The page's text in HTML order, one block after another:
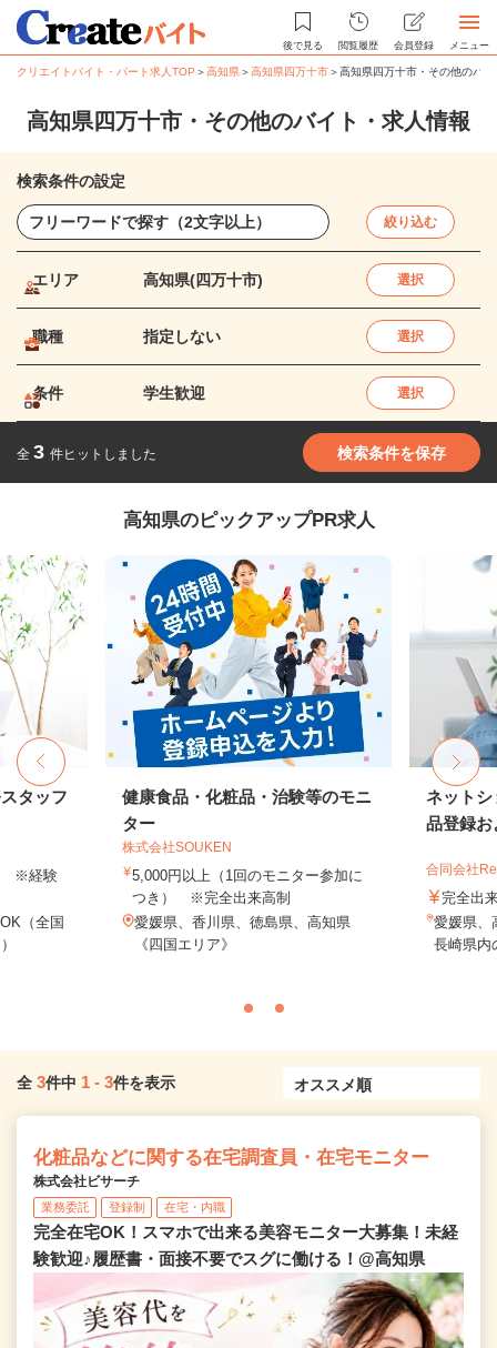
後で見る 閲覧履歴 会員登録 メニュー
クリエイトバイト・パート求人TOP ＞高知県＞高知県四万十市＞高知県四万十市・その他のバ
高知県四万十市・その他のバイト・求人情報
検索条件の設定
絞り込む
エリア 高知県(四万十市) 選択
職種 指定しない 選択
条件 学生歓迎 選択
全 3 件ヒットしました 検索条件を保存
高知県のピックアップPR求人
タッフ
※経験
（全国
健康食品・化粧品・治験等のモニ
ター
株式会社SOUKEN
5,000円以上（1回のモニター参加に
つき） ※完全出来高制
愛媛県、香川県、徳島県、高知県
《四国エリア》
ネットシ
品登録お
合同会社
完全出
愛媛県、
長崎県
全 3件中 1 - 3件を表示
化粧品などに関する在宅調査員・在宅モニター
株式会社ビサーチ
業務委託 登録制 在宅・内職
完全在宅OK！スマホで出来る美容モニター大募集！未経
験歓迎♪履歴書・面接不要でスグに働ける！@高知県